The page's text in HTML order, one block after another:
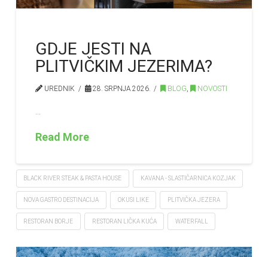
GDJE JESTI NA
PLITVIČKIM JEZERIMA?
UREDNIK 28. SRPNJA 2026. BLOG, NOVOSTI
Read More
BLACK RIVER STEAK & PASTA HOUSE KAVANA - SLASTIČARNICA KOZJAK
NOVA GASTRO DESTINACIJA OKUSI LIKE PLITVIČKA JEZERA
RESTORAN BORJE RESTORAN LIČKA KUĆA WATERFALL